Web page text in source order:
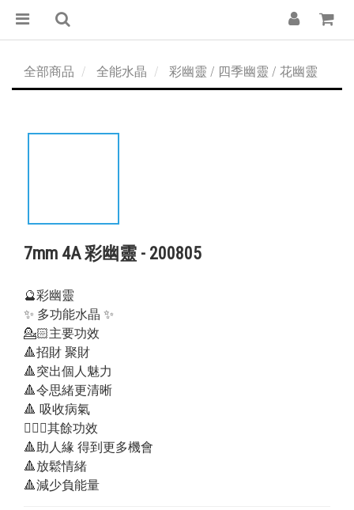
全部商品 全能水晶 彩幽靈 / 四季幽靈 / 花幽靈
7mm 4A 彩幽靈 - 200805
🔮彩幽靈
✨ 多功能水晶 ✨
💁🏻主要功效
🔺招財 聚財
🔺突出個人魅力
🔺令思緒更清晰
🔺 吸收病氣
💁🏻‍♂其餘功效
🔺助人緣 得到更多機會
🔺放鬆情緒
🔺減少負能量